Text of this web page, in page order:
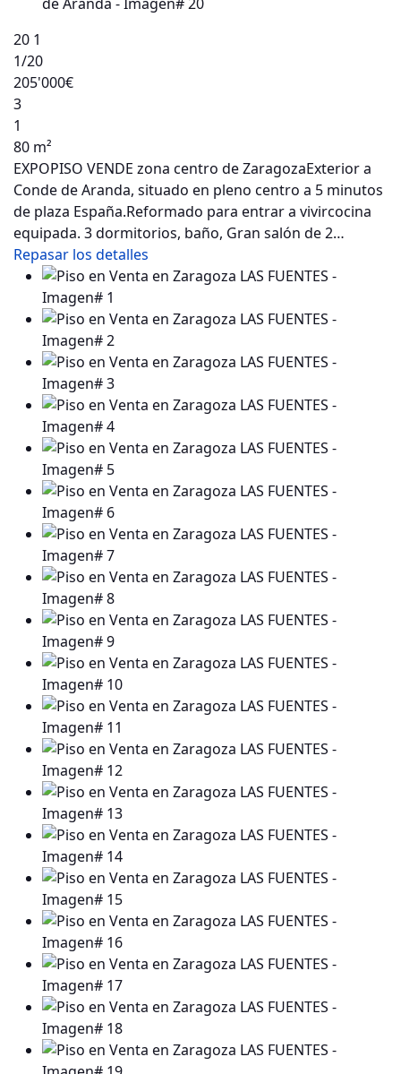
20 1
1/20
205'000€
3
1
80 m²
EXPOPISO VENDE zona centro de ZaragozaExterior a
Conde de Aranda, situado en pleno centro a 5 minutos
de plaza España.Reformado para entrar a vivircocina
equipada. 3 dormitorios, baño, Gran salón de 2…
Repasar los detalles